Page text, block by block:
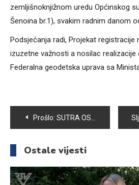
zemljišnoknjižnom uredu Općinskog
Šenoina br.1), svakim radnim danom
Podsjećanja radi, Projekat registracije
izuzetne važnosti a nosilac realizacije
Federalna geodetska uprava sa
Navigacija
članaka
Prošlo: SUTRA OSMA AKCIJA DOBROVOLJNOG DARIVANJA KRVI CRVENOG KRIŽA VOGOŠĆA
Ostale vijesti